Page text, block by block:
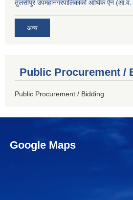
तुलसीपुर उपमहानगरपालिकाको आर्थिक ऐन
अन्य
Public Procurement /
Public Procurement / Bidding
Google Maps